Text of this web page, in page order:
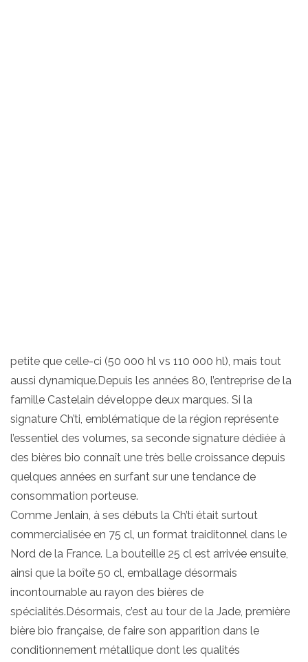
petite que celle-ci (50 000 hl vs 110 000 hl), mais tout
aussi dynamique.Depuis les années 80, l’entreprise de la
famille Castelain développe deux marques. Si la
signature Ch’ti, emblématique de la région représente
l’essentiel des volumes, sa seconde signature dédiée à
des bières bio connaît une très belle croissance depuis
quelques années en surfant sur une tendance de
consommation porteuse.
Comme Jenlain, à ses débuts la Ch’ti était surtout
commercialisée en 75 cl, un format traiditonnel dans le
Nord de la France. La bouteille 25 cl est arrivée ensuite,
ainsi que la boîte 50 cl, emballage désormais
incontournable au rayon des bières de
spécialités.Désormais, c’est au tour de la Jade, première
bière bio française, de faire son apparition dans le
conditionnement métallique dont les qualités